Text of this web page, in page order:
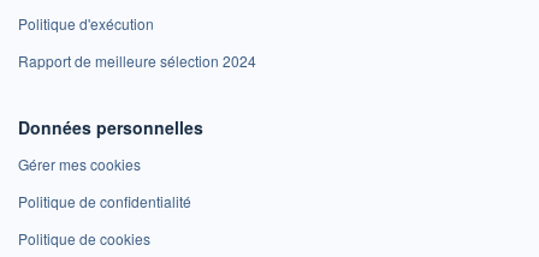
Politique d'exécution
Rapport de meilleure sélection 2024
Données personnelles
Gérer mes cookies
Politique de confidentialité
Politique de cookies